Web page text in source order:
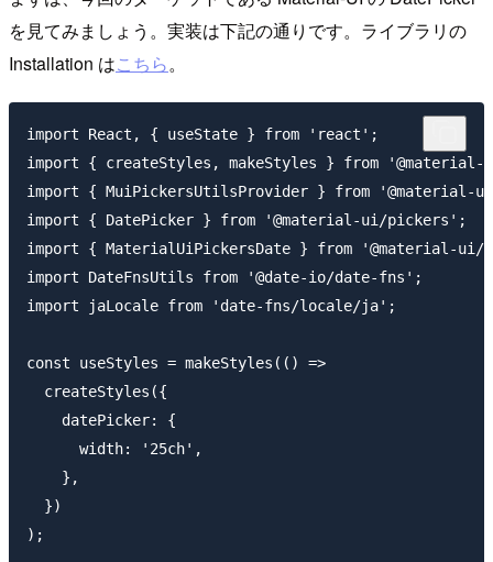
を見てみましょう。実装は下記の通りです。ライブラリの
Installation はこちら。
import React, { useState } from 'react';
import { createStyles, makeStyles } from
import { MuiPickersUtilsProvider } from '@material-
import { DatePicker } from '@material-ui/pickers';
import { MaterialUiPickersDate } from '@material-
import DateFnsUtils from '@date-io/date-fns';
import jaLocale from 'date-fns/locale/ja';
const useStyles = makeStyles(() =>
  createStyles({
    datePicker: {
      width: '25ch',
    },
  })
);